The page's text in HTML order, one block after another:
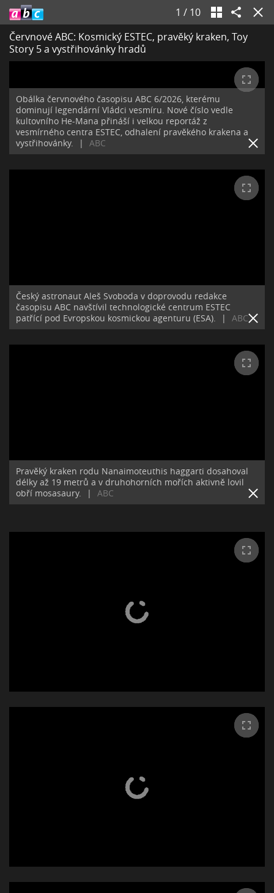
1 / 10
Červnové ABC: Kosmický ESTEC, pravěký kraken, Toy
Story 5 a vystřihovánky hradů
Obálka červnového časopisu ABC 6/2026, kterému
dominují legendární Vládci vesmíru. Nové číslo vedle
kultovního He-Mana přináší i velkou reportáž z
vesmírného centra ESTEC, odhalení pravěkého krakena a
vystřihovánky.
| ABC
Český astronaut Aleš Svoboda v doprovodu redakce
časopisu ABC navštívil technologické centrum ESTEC
patřící pod Evropskou kosmickou agenturu (ESA).
| ABC
Pravěký kraken rodu Nanaimoteuthis haggarti dosahoval
délky až 19 metrů a v druhohorních mořích aktivně lovil
obří mosasaury.
| ABC